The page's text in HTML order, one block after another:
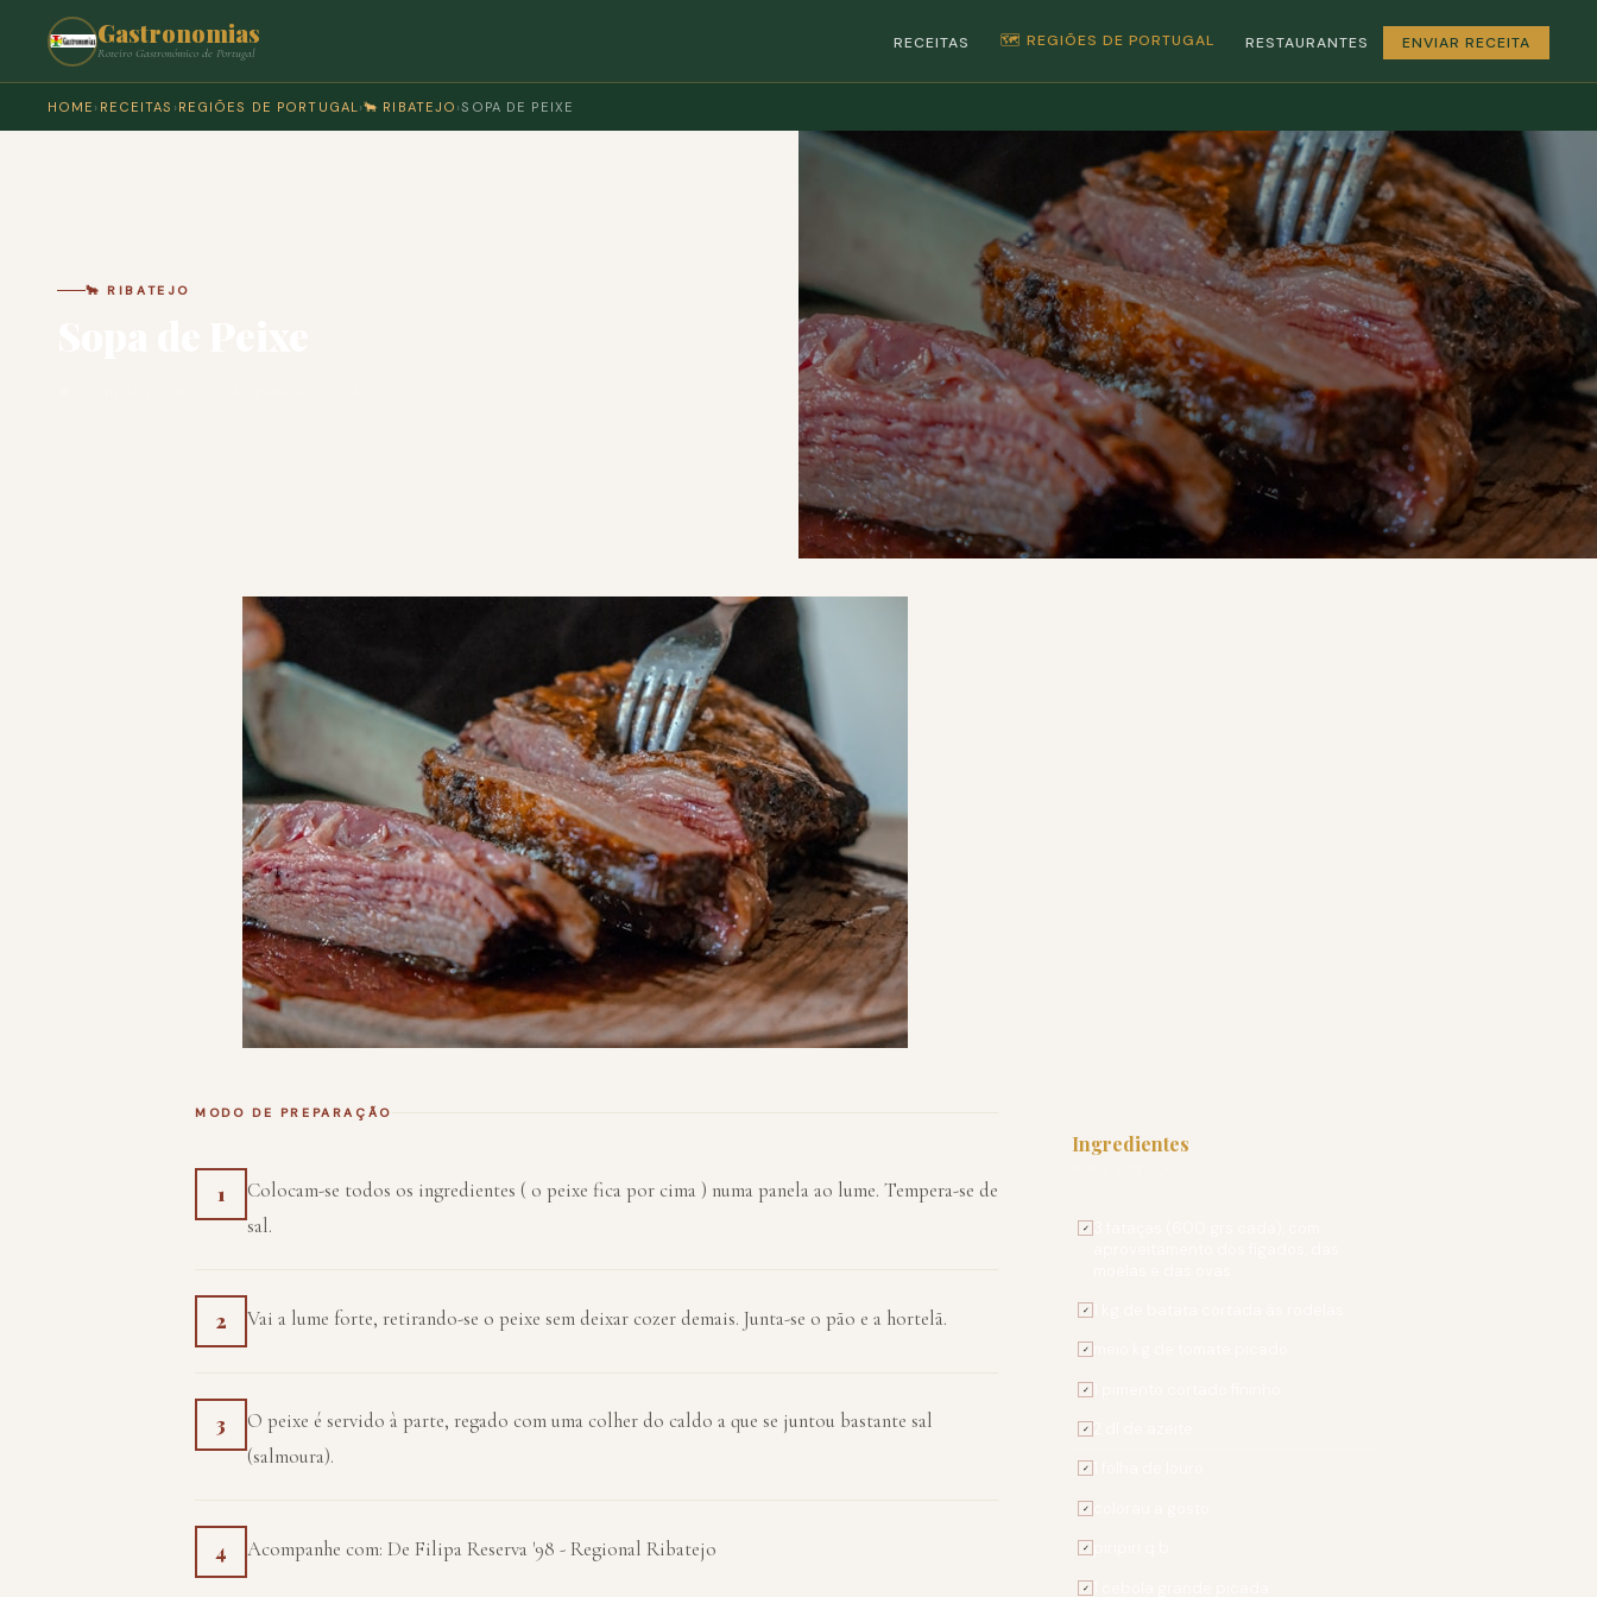
Gastronomias
Roteiro Gastronómico de Portugal
RECEITAS 🗺️ REGIÕES DE PORTUGAL RESTAURANTES ENVIAR RECEITA
HOME › RECEITAS › REGIÕES DE PORTUGAL ›🐂 RIBATEJO ›SOPA DE PEIXE
🐂 RIBATEJO
MODO DE PREPARAÇÃO
1
Colocam-se todos os ingredientes ( o peixe fica por cima ) numa panela ao lume. Tempera-se de
sal.
2 Vai a lume forte, retirando-se o peixe sem deixar cozer demais. Junta-se o pão e a hortelã.
3
O peixe é servido à parte, regado com uma colher do caldo a que se juntou bastante sal
(salmoura).
4 Acompanhe com: De Filipa Reserva '98 - Regional Ribatejo
Ingredientes
✓
✓
✓
✓
✓
✓
✓
✓
✓